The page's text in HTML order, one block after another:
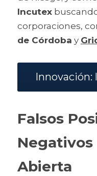
Incutex
corporaciones,
de Córdoba y
Falsos
Abierta